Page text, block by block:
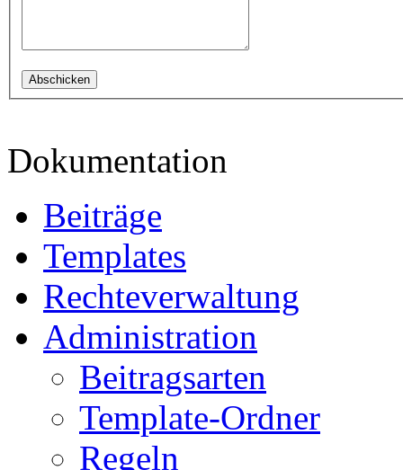
Dokumentation
Beiträge
Templates
Rechteverwaltung
Administration
Beitragsarten
Template-Ordner
Regeln